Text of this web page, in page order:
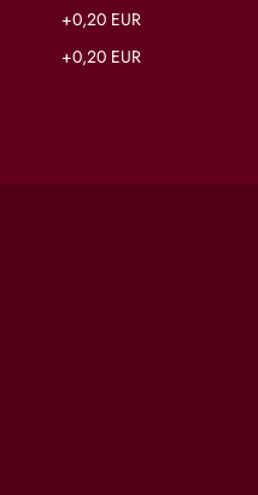
+0,20 EUR
+0,20 EUR